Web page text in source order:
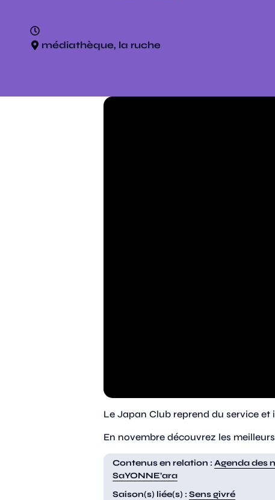
médiathèque, la ruche
Le Japan Club reprend du service
En novembre découvrez les
Contenus en relation : Agenda des
SaYONNE’ara
Saison(s) liée(s) : Sens givré